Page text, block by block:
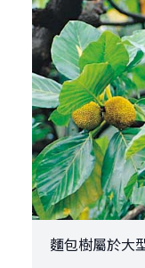
麵包樹屬於大